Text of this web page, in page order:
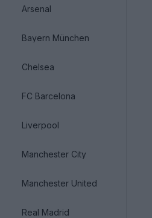
Arsenal
Bayern München
Chelsea
FC Barcelona
Liverpool
Manchester City
Manchester United
Real Madrid